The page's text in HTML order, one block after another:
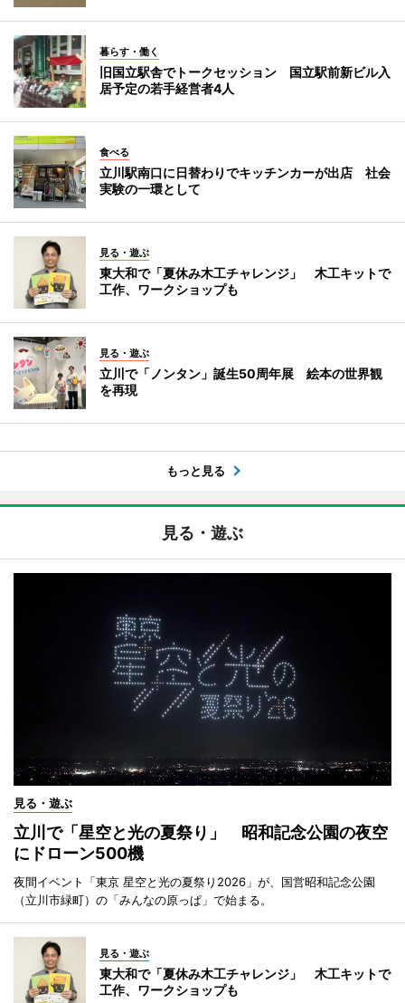
暮らす・働く
旧国立駅舎でトークセッション 国立駅前新ビル入
居予定の若手経営者4人
食べる
立川駅南口に日替わりでキッチンカーが出店 社会
実験の一環として
見る・遊ぶ
東大和で「夏休み木工チャレンジ」 木工キットで
工作、ワークショップも
見る・遊ぶ
立川で「ノンタン」誕生50周年展 絵本の世界観
を再現
もっと見る
見る・遊ぶ
見る・遊ぶ
立川で「星空と光の夏祭り」 昭和記念公園の夜空
にドローン500機
夜間イベント「東京 星空と光の夏祭り2026」が、国営昭和記念公園
（立川市緑町）の「みんなの原っぱ」で始まる。
見る・遊ぶ
東大和で「夏休み木工チャレンジ」 木工キットで
工作、ワークショップも